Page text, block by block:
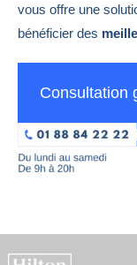
vous offre une
bénéficier des
Consultation